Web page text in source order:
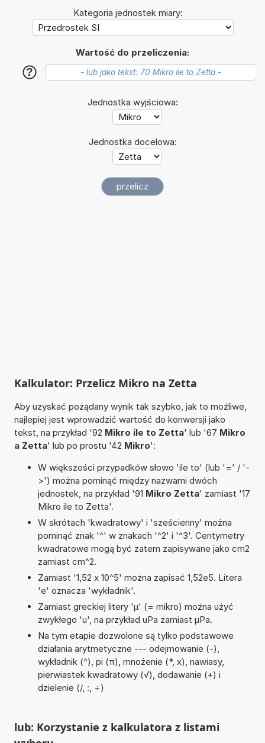
Kategoria jednostek miary:
Wartość do przeliczenia:
?
Jednostka wyjściowa:
Jednostka docelowa:
Kalkulator: Przelicz Mikro na Zetta
Aby uzyskać pożądany wynik tak szybko, jak to możliwe,
najlepiej jest wprowadzić wartość do konwersji jako
tekst, na przykład '92 Mikro ile to Zetta' lub '67 Mikro
a Zetta' lub po prostu '42 Mikro':
W większości przypadków słowo 'ile to' (lub '=' / '-
>') można pominąć między nazwami dwóch
jednostek, na przykład '91 Mikro Zetta' zamiast '17
Mikro ile to Zetta'.
W skrótach 'kwadratowy' i 'sześcienny' można
pominąć znak '^' w znakach '^2' i '^3'. Centymetry
kwadratowe mogą być zatem zapisywane jako cm2
zamiast cm^2.
Zamiast '1,52 x 10^5' można zapisać 1,52e5. Litera
'e' oznacza 'wykładnik'.
Zamiast greckiej litery 'µ' (= mikro) można użyć
zwykłego 'u', na przykład uPa zamiast µPa.
Na tym etapie dozwolone są tylko podstawowe
działania arytmetyczne --- odejmowanie (-),
wykładnik (^), pi (π), mnożenie (*, x), nawiasy,
pierwiastek kwadratowy (√), dodawanie (+) i
dzielenie (/, :, ÷)
lub: Korzystanie z kalkulatora z listami